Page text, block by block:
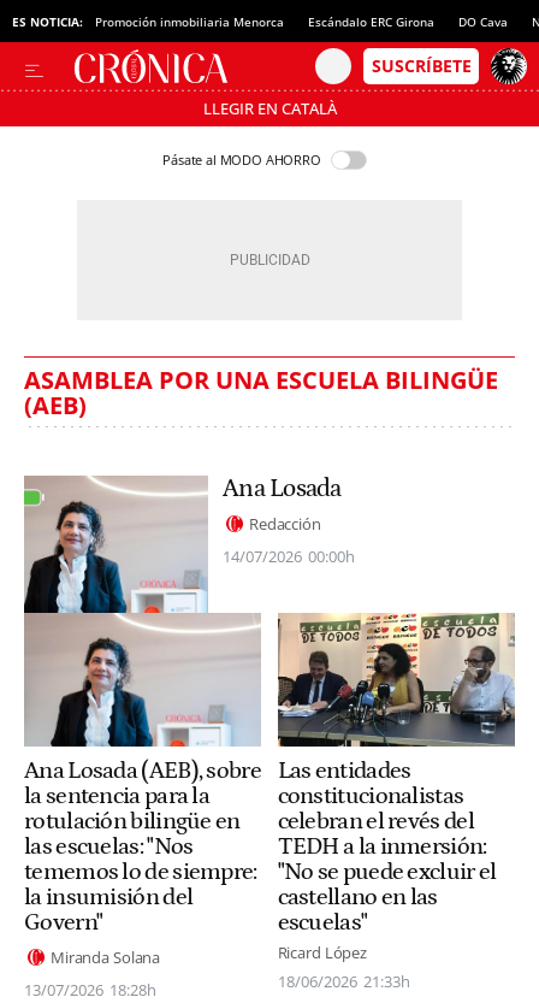
ES NOTICIA: Promoción inmobiliaria Menorca Escándalo ERC Girona DO Cava
LLEGIR EN CATALÀ
Pásate al MODO AHORRO
ASAMBLEA POR UNA ESCUELA BILINGÜE
(AEB)
Ana Losada
Redacción
14/07/2026 00:00h
Ana Losada (AEB), sobre
la sentencia para la
rotulación bilingüe en
las escuelas: "Nos
tememos lo de siempre:
la insumisión del
Govern"
Miranda Solana
13/07/2026 18:28h
Las entidades
constitucionalistas
celebran el revés del
TEDH a la inmersión:
"No se puede excluir el
castellano en las
escuelas"
Ricard López
18/06/2026 21:33h